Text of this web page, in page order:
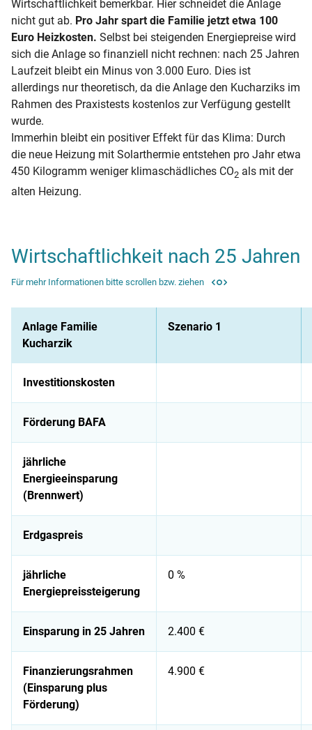
Wirtschaftlichkeit bemerkbar. Hier schneidet die Anlage
nicht gut ab. Pro Jahr spart die Familie jetzt etwa 100
Euro Heizkosten. Selbst bei steigenden Energiepreise wird
sich die Anlage so finanziell nicht rechnen: nach 25 Jahren
Laufzeit bleibt ein Minus von 3.000 Euro. Dies ist
allerdings nur theoretisch, da die Anlage den Kucharziks im
Rahmen des Praxistests kostenlos zur Verfügung gestellt
wurde.
Immerhin bleibt ein positiver Effekt für das Klima: Durch
die neue Heizung mit Solarthermie entstehen pro Jahr etwa
450 Kilogramm weniger klimaschädliches CO2 als mit der
alten Heizung.
Wirtschaftlichkeit nach 25 Jahren
Für mehr Informationen bitte scrollen bzw. ziehen
Anlage Familie
Kucharzik
Szenario 1
Investitionskosten
Förderung BAFA
jährliche
Energieeinsparung
(Brennwert)
Erdgaspreis
jährliche
Energiepreissteigerung
0 %
Einsparung in 25 Jahren 2.400 €
Finanzierungsrahmen
(Einsparung plus
Förderung)
4.900 €